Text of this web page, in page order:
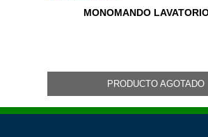
MONOMANDO
PRODUCTO AGOTADO